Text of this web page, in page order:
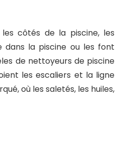
côtés de la piscine, les
la piscine ou les font
de nettoyeurs de piscine
les escaliers et la ligne
où les saletés, les huiles,